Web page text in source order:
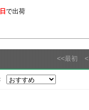
で出荷
<<最初 <